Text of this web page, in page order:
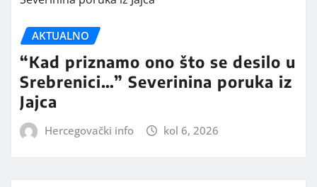
AKTUALNO
“Kad priznamo ono što se desilo u
Srebrenici…” Severinina poruka iz
Jajca
Hercegovački info kol 6, 2026